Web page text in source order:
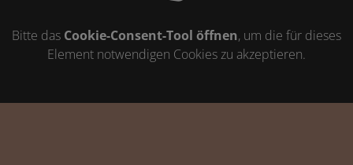
Bitte das Cookie-Consent-Tool öffnen, um die für dieses
Element notwendigen Cookies zu akzeptieren.